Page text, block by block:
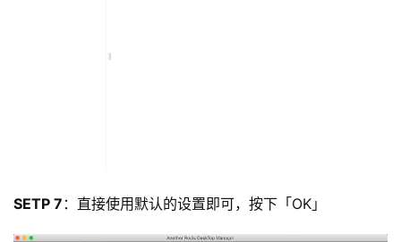
SETP 7 ：直接使用默认的设置即可，按下「OK」